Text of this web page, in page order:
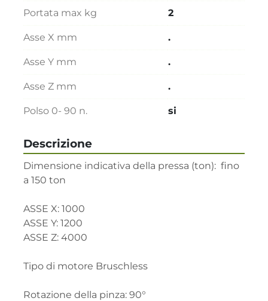
Descrizione
Dimensione indicativa della pressa (ton):  fino
a 150 ton
ASSE X: 1000
ASSE Y: 1200
ASSE Z: 4000
Tipo di motore Bruschless
Rotazione della pinza: 90°
Portata max kg 2
Asse X mm .
Asse Y mm .
Asse Z mm .
Polso 0- 90 n. si